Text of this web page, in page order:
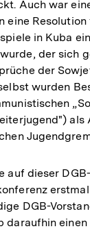
Auch war
eine Resolution
in Kuba
der sich
der
wurden
als
auf dieser DGB-
DGB-
daraufhin